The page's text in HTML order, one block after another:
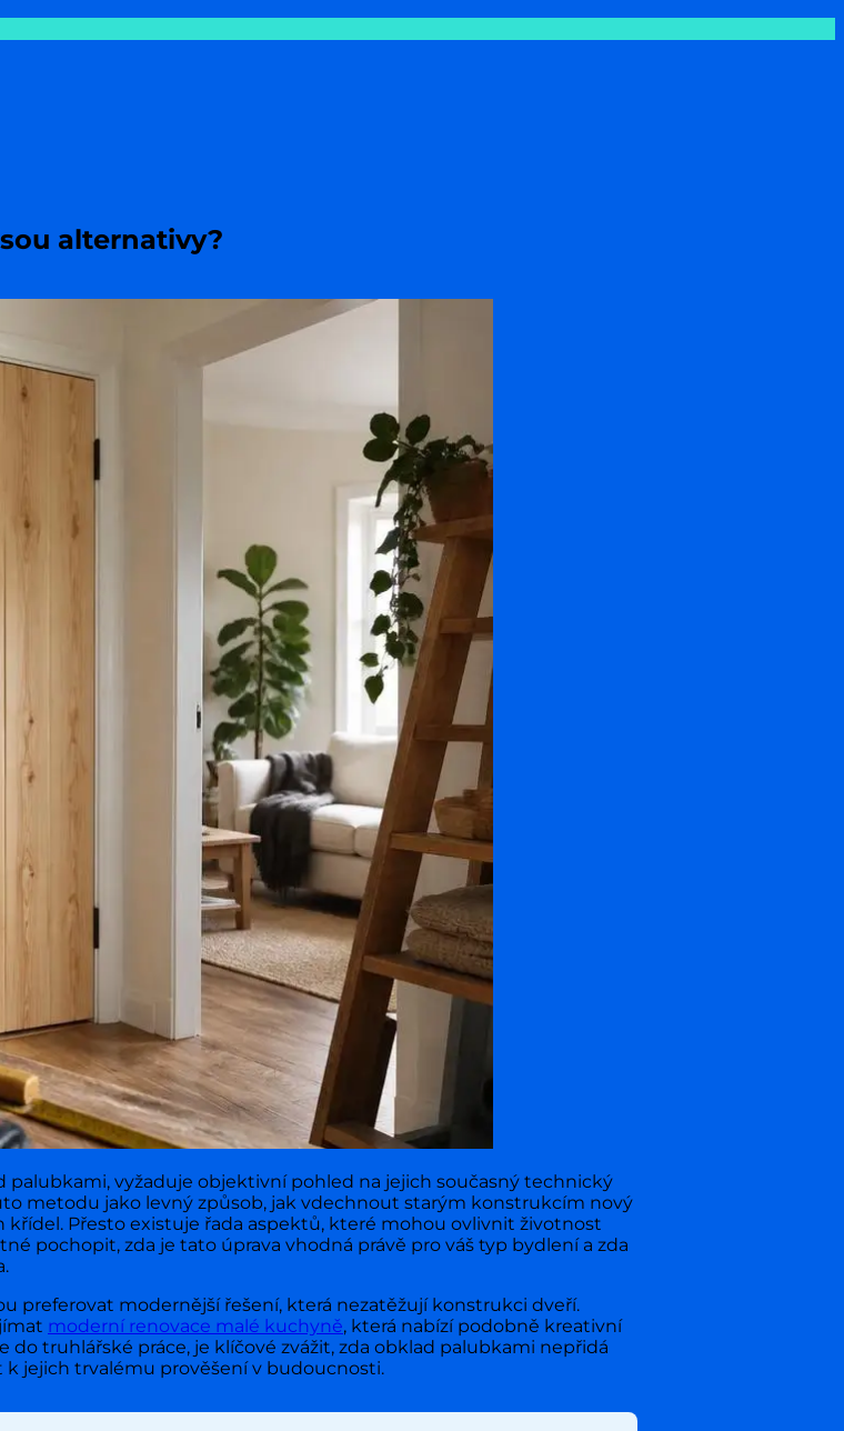
alternativy?
palubkami, vyžaduje objektivní pohled na jejich současný technický
metodu jako levný způsob, jak vdechnout starým konstrukcím nový
Přesto existuje řada aspektů, které mohou ovlivnit životnost
pochopit, zda je tato úprava vhodná právě pro váš typ bydlení a zda
preferovat modernější řešení, která nezatěžují konstrukci dveří.
moderní renovace malé kuchyně, která nabízí podobně kreativní
truhlářské práce, je klíčové zvážit, zda obklad palubkami nepřidá
jejich trvalému prověšení v budoucnosti.